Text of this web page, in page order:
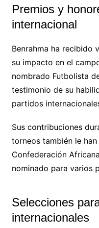
Premios y
internacional
Benrahma ha recibido
su impacto en el
nombrado Futbolista
testimonio de su
partidos
Sus contribuciones
torneos también le
Confederación
nominado para varios
Selecciones
internacionales